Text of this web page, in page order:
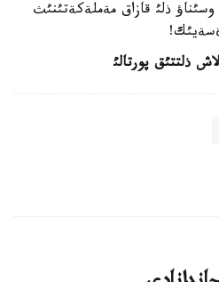
ذلئ قازاق مةملةكةتئنئث
ذلتتئق پورتالئ